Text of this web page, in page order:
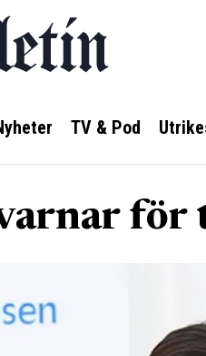
TV & Pod